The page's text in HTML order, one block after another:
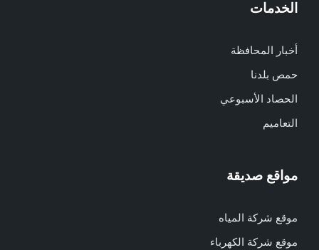
الخدمات
أخبار المحافظة
حمص بلدنا
الحصاد الأسبوعي
التعاميم
مواقع صديقة
موقع شركة المياه
موقع شركة الكهرباء